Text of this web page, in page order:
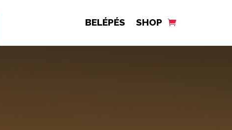
BELÉPÉS SHOP